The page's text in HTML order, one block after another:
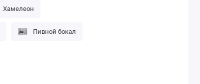
Хамелеон
Пивной бокал